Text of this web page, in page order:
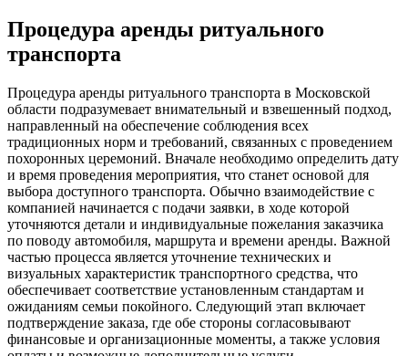
Процедура аренды ритуального
транспорта
Процедура аренды ритуального транспорта в Московской
области подразумевает внимательный и взвешенный подход,
направленный на обеспечение соблюдения всех
традиционных норм и требований, связанных с проведением
похоронных церемоний. Вначале необходимо определить дату
и время проведения мероприятия, что станет основой для
выбора доступного транспорта. Обычно взаимодействие с
компанией начинается с подачи заявки, в ходе которой
уточняются детали и индивидуальные пожелания заказчика
по поводу автомобиля, маршрута и времени аренды. Важной
частью процесса является уточнение технических и
визуальных характеристик транспортного средства, что
обеспечивает соответствие установленным стандартам и
ожиданиям семьи покойного. Следующий этап включает
подтверждение заказа, где обе стороны согласовывают
финансовые и организационные моменты, а также условия